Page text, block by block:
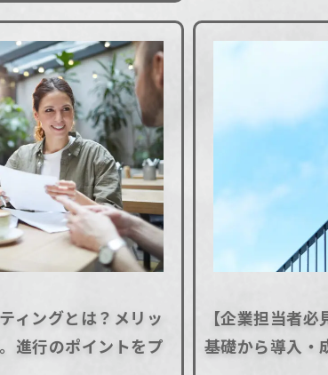
ィングとは？メリッ
進行のポイントをプ
【企業担当者
基礎から導入・